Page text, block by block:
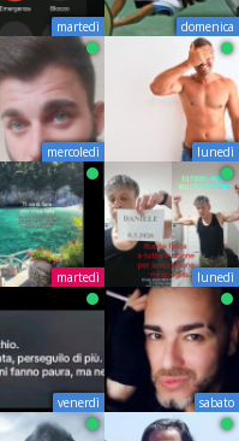
martedì domenica
mercoledì lunedì
martedì lunedì
venerdì sabato